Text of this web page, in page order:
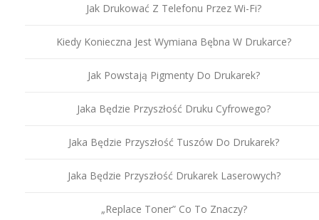
Jak Drukować Z Telefonu Przez Wi-Fi?
Kiedy Konieczna Jest Wymiana Bębna W Drukarce?
Jak Powstają Pigmenty Do Drukarek?
Jaka Będzie Przyszłość Druku Cyfrowego?
Jaka Będzie Przyszłość Tuszów Do Drukarek?
Jaka Będzie Przyszłość Drukarek Laserowych?
„Replace Toner” Co To Znaczy?